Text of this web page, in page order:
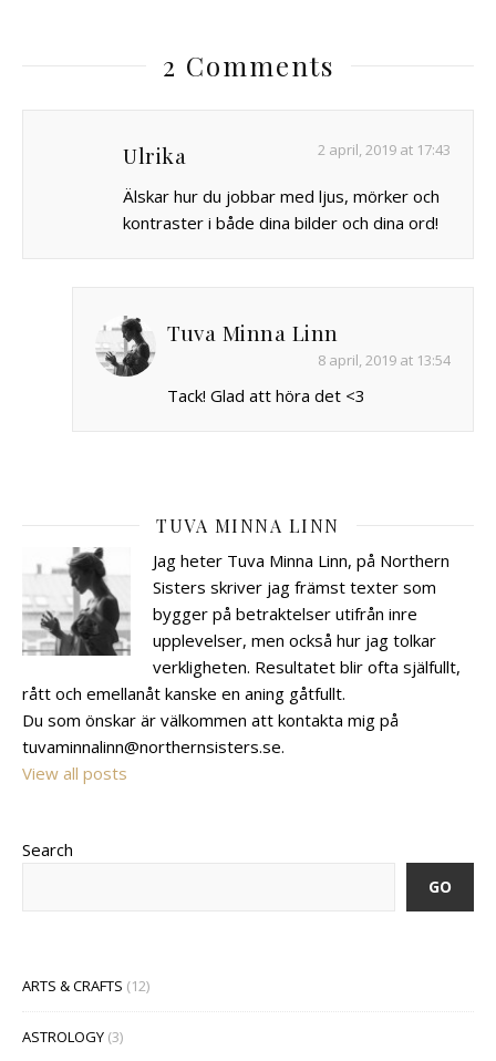
2 Comments
Ulrika 2 april, 2019 at 17:43
Älskar hur du jobbar med ljus, mörker och
kontraster i både dina bilder och dina ord!
Tuva Minna Linn
8 april, 2019 at 13:54
Tack! Glad att höra det <3
TUVA MINNA LINN
Jag heter Tuva Minna Linn, på Northern
Sisters skriver jag främst texter som
bygger på betraktelser utifrån inre
upplevelser, men också hur jag tolkar
verkligheten. Resultatet blir ofta själfullt,
rått och emellanåt kanske en aning gåtfullt.
Du som önskar är välkommen att kontakta mig på
tuvaminnalinn@northernsisters.se.
View all posts
Search
GO
ARTS & CRAFTS (12)
ASTROLOGY (3)